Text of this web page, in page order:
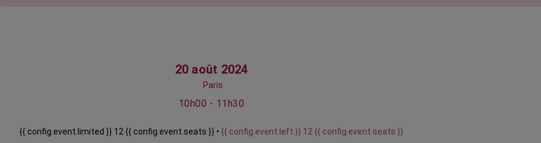
20 août 2024
Paris
10h00 - 11h30
{{ config.event.limited }} 12 {{ config.event.seats }} • {{ config.event.left }} 12 {{ config.event.seats }}